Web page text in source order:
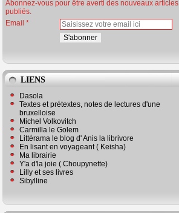
Abonnez-vous pour être averti des nouveaux articles
publiés.
Email
LIENS
Dasola
Textes et prétextes, notes de lectures d'une
bruxelloise
Michel Volkovitch
Carmilla le Golem
Littérama le blog d' Anis la librivore
En lisant en voyageant ( Keisha)
Ma librairie
Y'a d'la joie ( Choupynette)
Lilly et ses livres
Sibylline